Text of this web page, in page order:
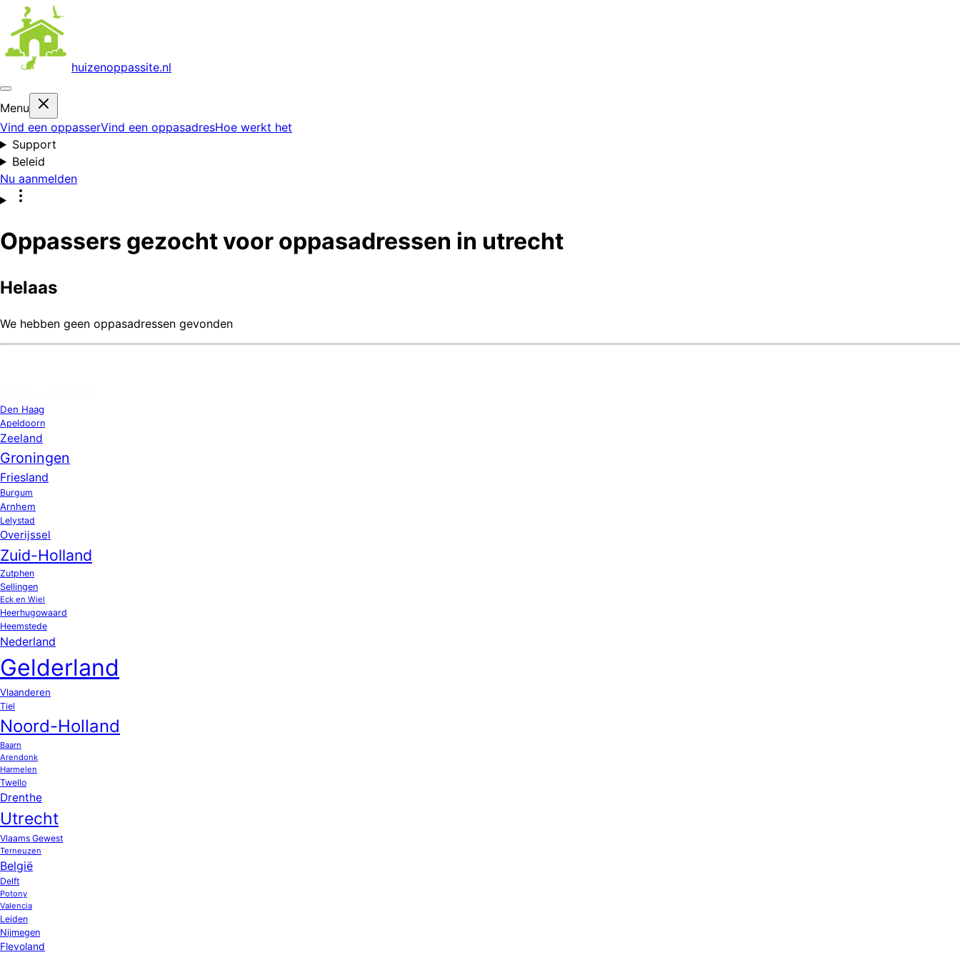
huizenoppassite.nl
Menu
Vind een oppasserVind een oppasadresHoe werkt het
Support
Beleid
Nu aanmelden
Oppassers gezocht voor oppasadressen in utrecht
Helaas
We hebben geen oppasadressen gevonden
Den Haag
Apeldoorn
Zeeland
Groningen
Friesland
Burgum
Arnhem
Lelystad
Overijssel
Zuid-Holland
Zutphen
Sellingen
Eck en Wiel
Heerhugowaard
Heemstede
Nederland
Gelderland
Vlaanderen
Tiel
Noord-Holland
Baarn
Arendonk
Harmelen
Twello
Drenthe
Utrecht
Vlaams Gewest
Terneuzen
België
Delft
Potony
Valencia
Leiden
Nijmegen
Flevoland